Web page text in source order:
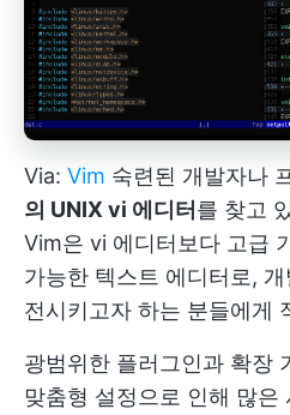
Via: Vim 숙련된 개발자나
의 UNIX vi 에디터를 찾고
Vim은 vi 에디터보다 고급
가능한 텍스트 에디터로,
전시키고자 하는 분들에게
광범위한 플러그인과 확장
맞춤형 설정으로 인해 많은